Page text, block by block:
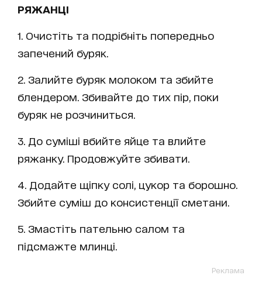
РЯЖАНЦІ
1. Очистіть та подрібніть попередньо
запечений буряк.
2. Залийте буряк молоком та збийте
блендером. Збивайте до тих пір, поки
буряк не розчиниться.
3. До суміші вбийте яйце та влийте
ряжанку. Продовжуйте збивати.
4. Додайте щіпку солі, цукор та борошно.
Збийте суміш до консистенції сметани.
5. Змастіть пательню салом та
підсмажте млинці.
Реклама